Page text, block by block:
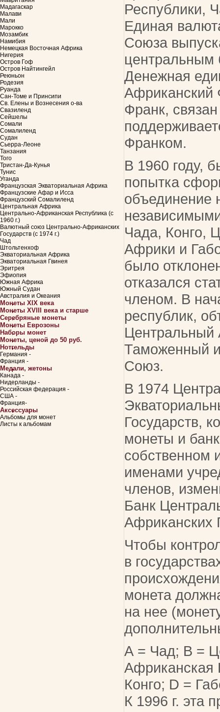
Мадагаскар
Малави
Мали
Марокко
Мозамбик
Намибия
Немецкая Восточная Африка
Нигерия
Остров Гоф
Остров Найтингейл
Реюньон
Родезия
Руанда
Сан-Томе и Принсипи
Св. Елены и Вознесения о-ва
Свазиленд
Сейшелы
Сомали
Сомалиленд
Судан
Сьерра-Леоне
Танзания
Того
Тристан-Да-Кунья
Тунис
Уганда
Французская Экваториальная Африка
Французские Афар и Исса
Французский Сомалиленд
Центральная Африка
Центрально-Африканская Республика (с
1960 г.)
Валютный союз Центрально-Африканских
Государств (с 1974 г.)
Чад
Штольтенхоф
Экваториальная Африка
Экваториальная Гвинея
Эритрея
Эфиопия
Южная Африка
Южный Судан
Австралия и Океания
Монеты XIX века
Монеты XVIII века и старше
Серебряные монеты
Монеты Еврозоны
Наборы монет
Монеты, ценой до 50 руб.
Нотгельды
Германия -
Франция -
Медали, жетоны
Канада -
Нидерланды -
Российская федерация -
США -
Франция-
Аксессуары
Альбомы для монет
Листы к альбомам
Республики,
Единая
Союза
центральным
Денежная
Африканский
Франк,
Франком.
В 1960 году,
попытка
объединение
Чада, Конго,
Африки и
было
отказался
членом. В
республик,
Центральный
Таможенный
Союз.
В 1974
Государств,
монеты и
собственном
именами
членов,
Банк
Африканских
Чтобы
в
монета
на нее
А = Чад; B =
Африканская
Конго; D =
К 1996 г. эта